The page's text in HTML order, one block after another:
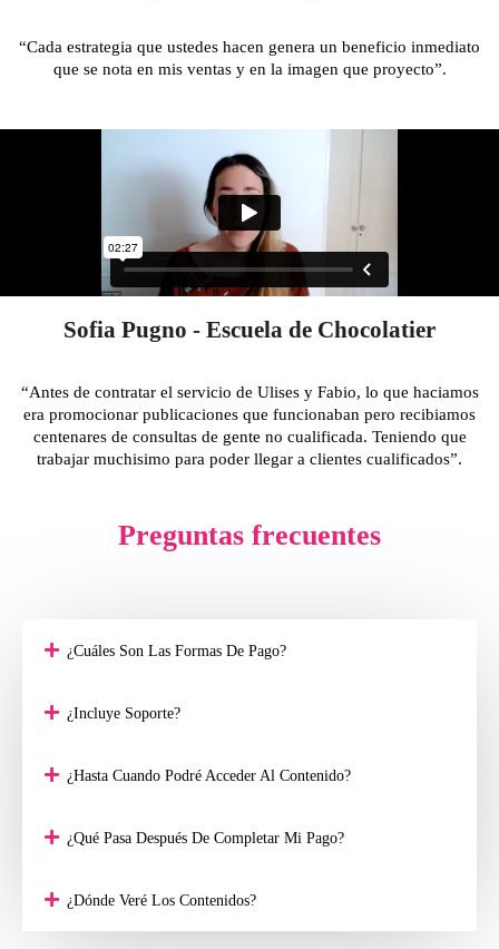
“Cada estrategia que ustedes hacen genera un beneficio inmediato
que se nota en mis ventas y en la imagen que proyecto”.
Sofia Pugno - Escuela de Chocolatier
“Antes de contratar el servicio de Ulises y Fabio, lo que haciamos
era promocionar publicaciones que funcionaban pero recibiamos
centenares de consultas de gente no cualificada. Teniendo que
trabajar muchisimo para poder llegar a clientes cualificados”.
Preguntas frecuentes
¿Cuáles Son Las Formas De Pago?
¿Incluye Soporte?
¿Hasta Cuando Podré Acceder Al Contenido?
¿Qué Pasa Después De Completar Mi Pago?
¿Dónde Veré Los Contenidos?